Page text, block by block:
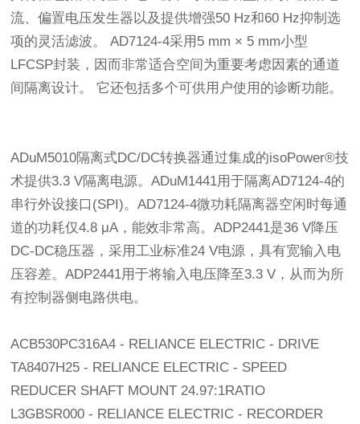
流、偏置电压发生器以及提供增强50 Hz和60 Hz抑制选
项的灵活滤波。 AD7124-4采用5 mm × 5 mm小型
LFCSP封装，因而非常适合空间为重要考虑因素的通道
间隔离设计。 它还包括多个可供用户使用的诊断功能。
ADuM5010隔离式DC/DC转换器通过集成的isoPower®技
术提供3.3 V隔离电源。ADuM1441用于隔离AD7124-4的
串行外设接口(SPI)。AD7124-4微功耗隔离器空闲时每通
道的功耗仅4.8 μA，能效非常高。ADP2441是36 V降压
DC-DC稳压器，采用工业标准24 V电源，具有宽输入电
压容差。ADP2441用于将输入电压降至3.3 V，从而为所
有控制器侧电路供电。
ACB530PC316A4 - RELIANCE ELECTRIC - DRIVE
TA8407H25 - RELIANCE ELECTRIC - SPEED
REDUCER SHAFT MOUNT 24.97:1RATIO
L3GBSR000 - RELIANCE ELECTRIC - RECORDER